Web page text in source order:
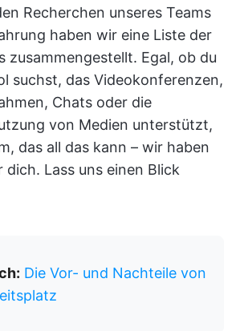
Recherchen unseres Teams
haben wir eine Liste der
zusammengestellt. Egal, ob du
suchst, das Videokonferenzen,
Chats oder die
von Medien unterstützt,
das all das kann – wir haben
dich. Lass uns einen Blick
Die Vor- und Nachteile von